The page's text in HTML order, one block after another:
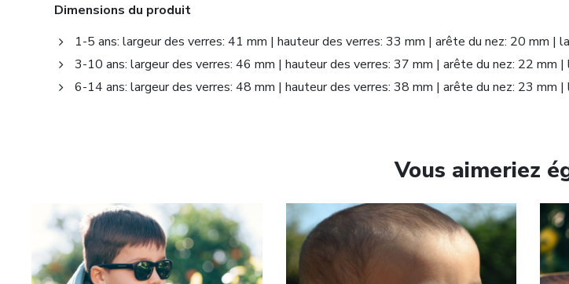
Dimensions du produit
1-5 ans: largeur des verres: 41 mm | hauteur des verres: 33 mm | arête du nez: 20 mm |
3-10 ans: largeur des verres: 46 mm | hauteur des verres: 37 mm | arête du nez: 22 mm
6-14 ans: largeur des verres: 48 mm | hauteur des verres: 38 mm | arête du nez: 23 mm
Vous aimeriez